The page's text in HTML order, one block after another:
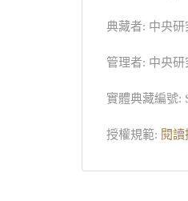
典藏者: 中央
管理者: 中央
實體典藏編號:
授權規範: 閱讀